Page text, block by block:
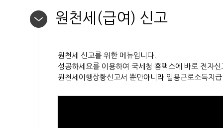
원천세(급여) 신고
원천세 신고를 위한 메뉴입니다.
성공하세요를 이용하여 국세청 홈택스에 바로 전자
원천세이행상황신고서 뿐만아니라 일용근로소득지